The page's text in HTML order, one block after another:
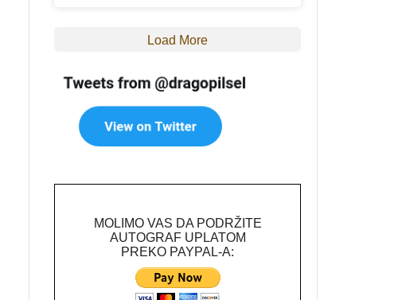
Load More
MOLIMO VAS DA PODRŽITE
AUTOGRAF UPLATOM
PREKO PAYPAL-A: